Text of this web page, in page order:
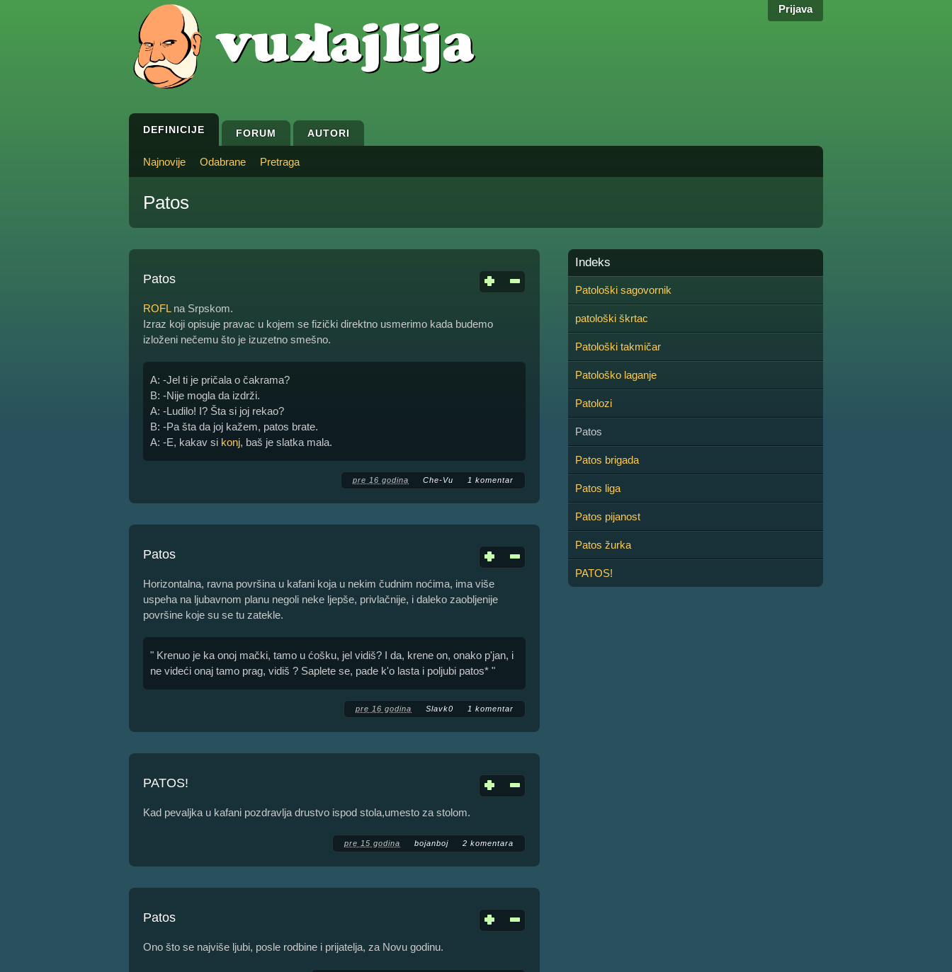
Prijava
DEFINICIJE FORUM AUTORI
Najnovije Odabrane Pretraga
Patos
Patos
ROFLna Srpskom.
Izraz koji opisuje pravac u kojem se fizički direktno usmerimo kada budemo
izloženi nečemu što je izuzetno smešno.
A: -Jel ti je pričala o čakrama?
B: -Nije mogla da izdrži.
A: -Ludilo! I? Šta si joj rekao?
B: -Pa šta da joj kažem, patos brate.
A: -E, kakav si konj, baš je slatka mala.
pre 16 godina Che-Vu 1 komentar
Patos
Horizontalna, ravna površina u kafani koja u nekim čudnim noćima, ima više
uspeha na ljubavnom planu negoli neke ljepše, privlačnije, i daleko zaobljenije
površine koje su se tu zatekle.
" Krenuo je ka onoj mački, tamo u ćošku, jel vidiš? I da, krene on, onako p'jan, i
ne videći onaj tamo prag, vidiš ? Saplete se, pade k'o lasta i poljubi patos* "
pre 16 godina Slavk0 1 komentar
PATOS!
Kad pevaljka u kafani pozdravlja drustvo ispod stola,umesto za stolom.
pre 15 godina bojanboj 2 komentara
Patos
Ono što se najviše ljubi, posle rodbine i prijatelja, za Novu godinu.
Indeks
Patološki sagovornik
patološki škrtac
Patološki takmičar
Patološko laganje
Patolozi
Patos
Patos brigada
Patos liga
Patos pijanost
Patos žurka
PATOS!